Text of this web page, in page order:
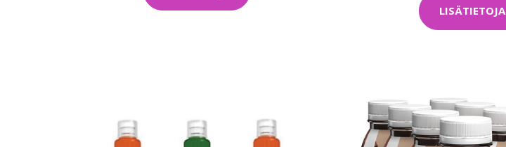
LISÄTIETOJA